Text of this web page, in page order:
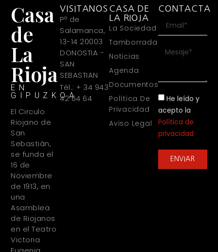
Casa
de
La
Rioja
EN
GIPUZKOA
El Circulo
Riojano de
San
Sebastián,
se funda el
16 de
Noviembre
de 1913, en
una
Asamblea
de Riojanos
en el Teatro
Victoria
VISITANOS
Pº de
Salamanca,
13-14 20003
DONOSTIA -
SAN
SEBASTIAN
Tél.: + 34 943
42 64 64
CASA DE
LA RIOJA
La Sociedad
Tamborrada
Noticias
Agenda
Documentos
Política De
Privacidad
Aviso Legal
CONTACTA
He leído y
acepto la
Política de
privacidad
ENVIAR